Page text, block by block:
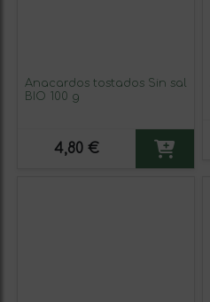
Anacardos tostados Sin sal
BIO 100 g
4,80 €